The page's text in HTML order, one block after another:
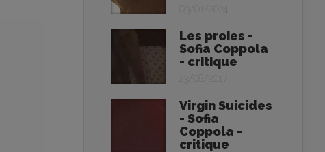
03/01/2024
Les proies -
Sofia Coppola
- critique
23/08/2017
Virgin Suicides
- Sofia
Coppola -
critique